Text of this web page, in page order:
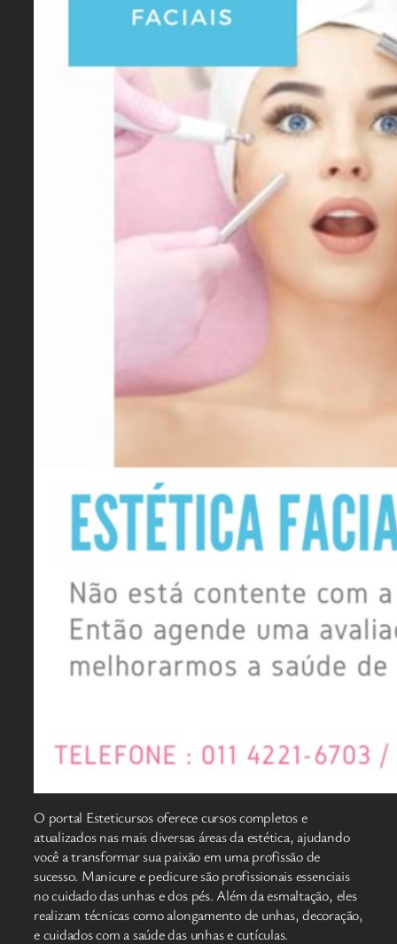
O portal Esteticursos oferece cursos completos e
atualizados nas mais diversas áreas da estética, ajudando
você a transformar sua paixão em uma profissão de
sucesso. Manicure e pedicure são profissionais essenciais
no cuidado das unhas e dos pés. Além da esmaltação, eles
realizam técnicas como alongamento de unhas, decoração,
e cuidados com a saúde das unhas e cutículas.